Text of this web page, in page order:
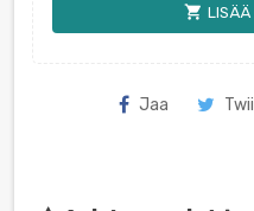
shopping_cart LISÄÄ
Jaa